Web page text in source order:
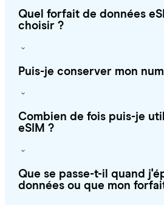
Quel forfait de données
choisir ?
Puis-je conserver mon
Combien de fois puis-je
eSIM ?
Que se passe-t-il quand
données ou que mon